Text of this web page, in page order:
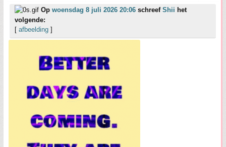
Op woensdag 8 juli 2026 20:06 schreef Shii het
volgende:
[ afbeelding ]